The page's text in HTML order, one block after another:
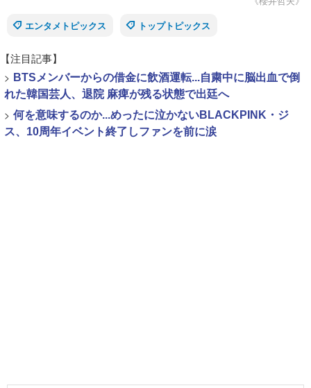
エンタメトピックス
トップトピックス
【注目記事】
> BTSメンバーからの借金に飲酒運転...自粛中に脳出血で倒
れた韓国芸人、退院 麻痺が残る状態で出廷へ
> 何を意味するのか...めったに泣かないBLACKPINK・ジ
ス、10周年イベント終了しファンを前に涙